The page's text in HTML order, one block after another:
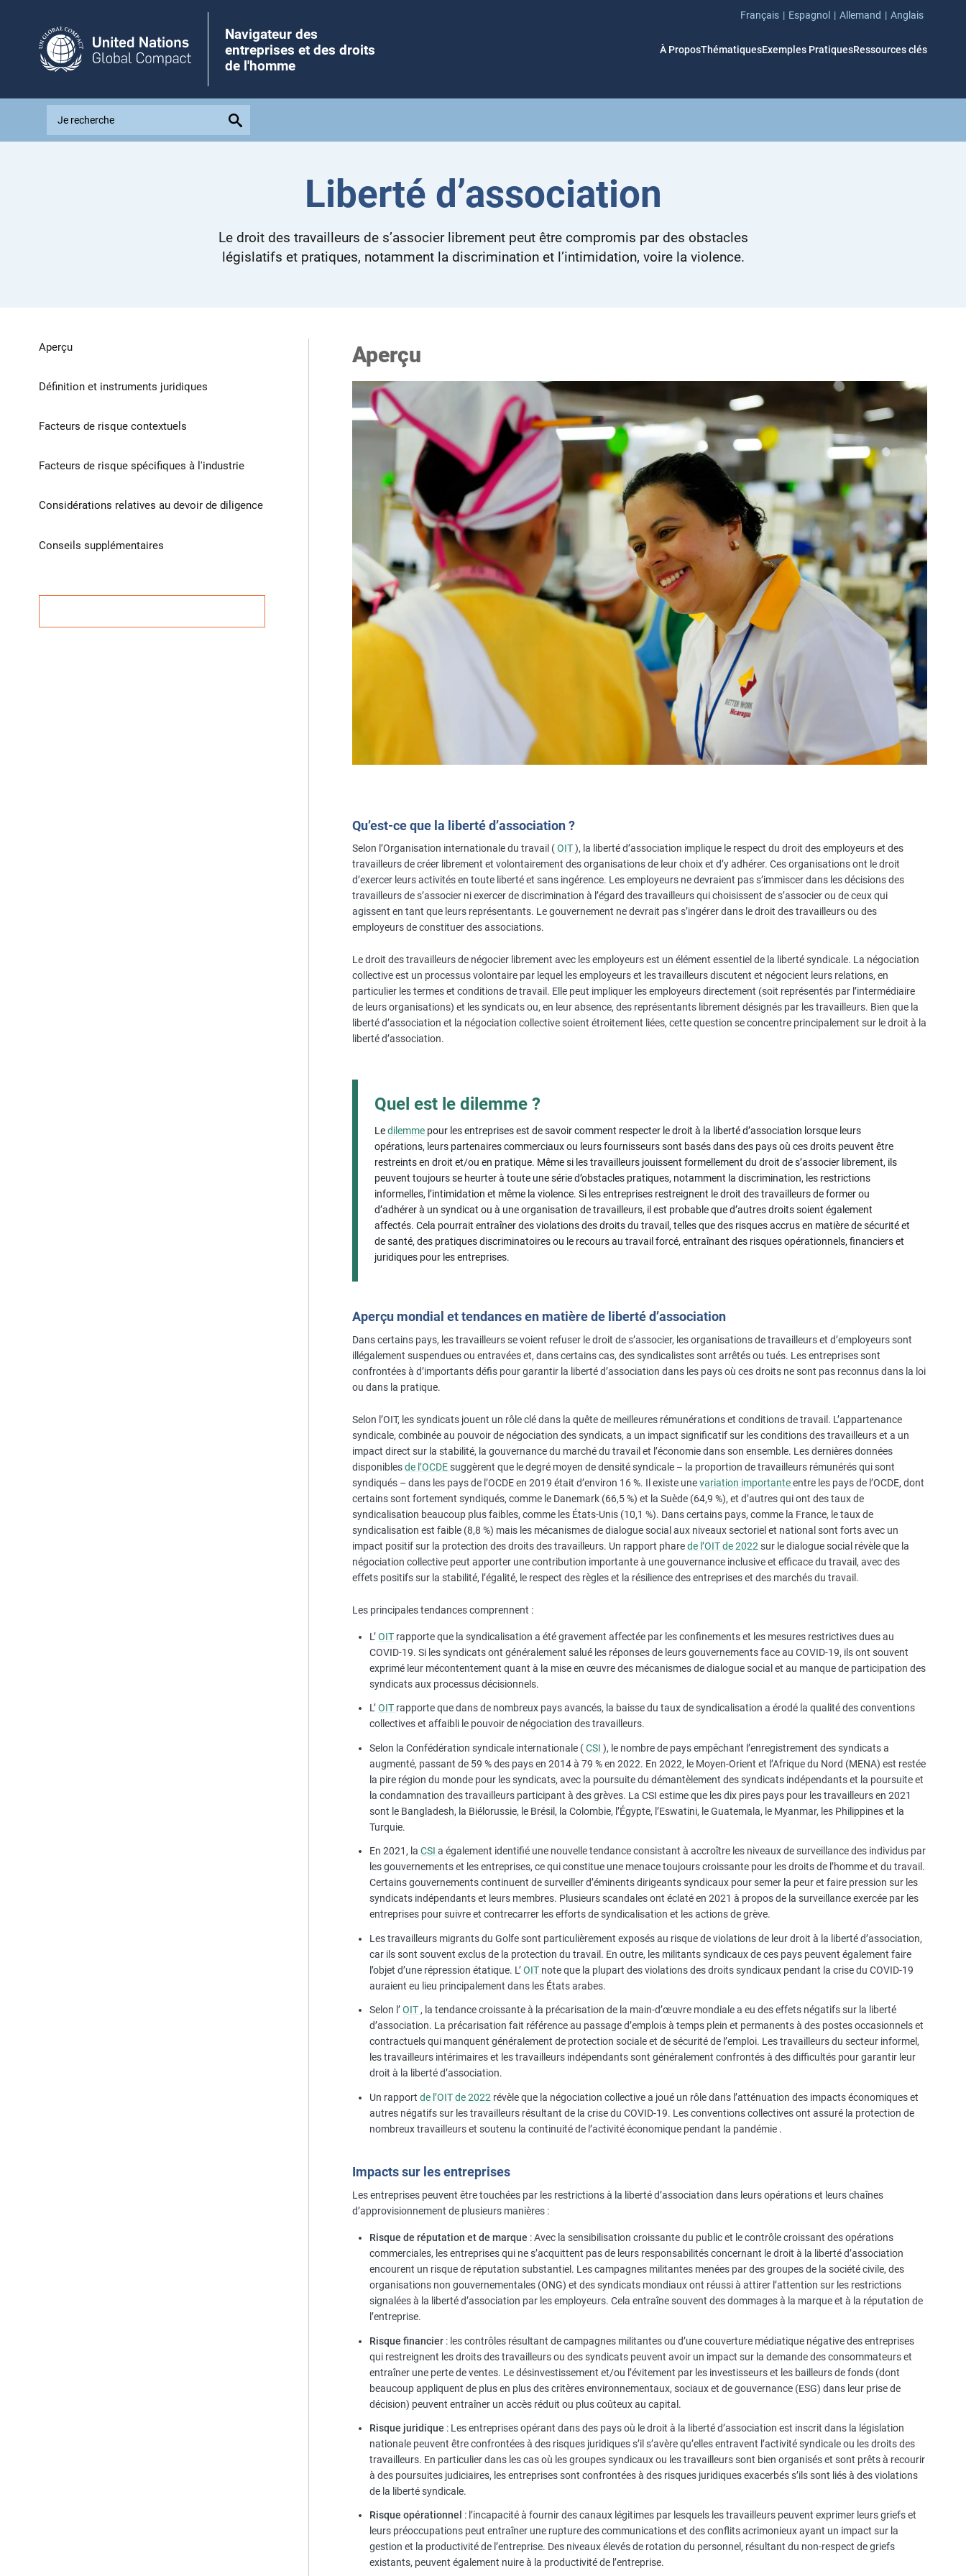
Navigateur des
entreprises et des droits
de l'homme
À ProposThématiquesExemples PratiquesRessources clés
Français Espagnol Allemand Anglais
p
a
e
u
,
Liberté d’association
Le droit des travailleurs de s’associer librement peut être compromis par des obstacles
législatifs et pratiques, notamment la discrimination et l’intimidation, voire la violence.
Aperçu
Définition et instruments juridiques
Facteurs de risque contextuels
Facteurs de risque spécifiques à l'industrie
Considérations relatives au devoir de diligence
Conseils supplémentaires
Aperçu
Qu’est-ce que la liberté d’association ?
Selon l’Organisation internationale du travail (OIT), la liberté d’association implique le respect du droit des employeurs et des
travailleurs de créer librement et volontairement des organisations de leur choix et d’y adhérer. Ces organisations ont le droit
d’exercer leurs activités en toute liberté et sans ingérence. Les employeurs ne devraient pas s’immiscer dans les décisions des
travailleurs de s’associer ni exercer de discrimination à l’égard des travailleurs qui choisissent de s’associer ou de ceux qui
agissent en tant que leurs représentants. Le gouvernement ne devrait pas s’ingérer dans le droit des travailleurs ou des
employeurs de constituer des associations.
Le droit des travailleurs de négocier librement avec les employeurs est un élément essentiel de la liberté syndicale. La négociation
collective est un processus volontaire par lequel les employeurs et les travailleurs discutent et négocient leurs relations, en
particulier les termes et conditions de travail. Elle peut impliquer les employeurs directement (soit représentés par l’intermédiaire
de leurs organisations) et les syndicats ou, en leur absence, des représentants librement désignés par les travailleurs. Bien que la
liberté d’association et la négociation collective soient étroitement liées, cette question se concentre principalement sur le droit à la
liberté d’association.
Quel est le dilemme ?
Ledilemme pour les entreprises est de savoir comment respecter le droit à la liberté d’association lorsque leurs
opérations, leurs partenaires commerciaux ou leurs fournisseurs sont basés dans des pays où ces droits peuvent être
restreints en droit et/ou en pratique. Même si les travailleurs jouissent formellement du droit de s’associer librement, ils
peuvent toujours se heurter à toute une série d’obstacles pratiques, notamment la discrimination, les restrictions
informelles, l’intimidation et même la violence. Si les entreprises restreignent le droit des travailleurs de former ou
d’adhérer à un syndicat ou à une organisation de travailleurs, il est probable que d’autres droits soient également
affectés. Cela pourrait entraîner des violations des droits du travail, telles que des risques accrus en matière de sécurité et
de santé, des pratiques discriminatoires ou le recours au travail forcé, entraînant des risques opérationnels, financiers et
juridiques pour les entreprises.
Aperçu mondial et tendances en matière de liberté d’association
Dans certains pays, les travailleurs se voient refuser le droit de s’associer, les organisations de travailleurs et d’employeurs sont
illégalement suspendues ou entravées et, dans certains cas, des syndicalistes sont arrêtés ou tués. Les entreprises sont
confrontées à d’importants défis pour garantir la liberté d’association dans les pays où ces droits ne sont pas reconnus dans la loi
ou dans la pratique.
Selon l’OIT, les syndicats jouent un rôle clé dans la quête de meilleures rémunérations et conditions de travail. L’appartenance
syndicale, combinée au pouvoir de négociation des syndicats, a un impact significatif sur les conditions des travailleurs et a un
impact direct sur la stabilité, la gouvernance du marché du travail et l’économie dans son ensemble. Les dernières données
disponiblesde l’OCDEsuggèrent que le degré moyen de densité syndicale – la proportion de travailleurs rémunérés qui sont
syndiqués – dans les pays de l’OCDE en 2019 était d’environ 16 %. Il existe unevariation importanteentre les pays de l’OCDE, dont
certains sont fortement syndiqués, comme le Danemark (66,5 %) et la Suède (64,9 %), et d’autres qui ont des taux de
syndicalisation beaucoup plus faibles, comme les États-Unis (10,1 %). Dans certains pays, comme la France, le taux de
syndicalisation est faible (8,8 %) mais les mécanismes de dialogue social aux niveaux sectoriel et national sont forts avec un
impact positif sur la protection des droits des travailleurs. Un rapport pharede l’OIT de 2022 sur le dialogue social révèle que la
négociation collective peut apporter une contribution importante à une gouvernance inclusive et efficace du travail, avec des
effets positifs sur la stabilité, l’égalité, le respect des règles et la résilience des entreprises et des marchés du travail.
Les principales tendances comprennent :
L’OIT rapporte que la syndicalisation a été gravement affectée par les confinements et les mesures restrictives dues au
COVID-19. Si les syndicats ont généralement salué les réponses de leurs gouvernements face au COVID-19, ils ont souvent
exprimé leur mécontentement quant à la mise en œuvre des mécanismes de dialogue social et au manque de participation des
syndicats aux processus décisionnels.
L’OIT rapporte que dans de nombreux pays avancés, la baisse du taux de syndicalisation a érodé la qualité des conventions
collectives et affaibli le pouvoir de négociation des travailleurs.
Selon la Confédération syndicale internationale (CSI ), le nombre de pays empêchant l’enregistrement des syndicats a
augmenté, passant de 59 % des pays en 2014 à 79 % en 2022. En 2022, le Moyen-Orient et l’Afrique du Nord (MENA) est restée
la pire région du monde pour les syndicats, avec la poursuite du démantèlement des syndicats indépendants et la poursuite et
la condamnation des travailleurs participant à des grèves. La CSI estime que les dix pires pays pour les travailleurs en 2021
sont le Bangladesh, la Biélorussie, le Brésil, la Colombie, l’Égypte, l’Eswatini, le Guatemala, le Myanmar, les Philippines et la
Turquie.
En 2021, la CSI a également identifié une nouvelle tendance consistant à accroître les niveaux de surveillance des individus par
les gouvernements et les entreprises, ce qui constitue une menace toujours croissante pour les droits de l’homme et du travail.
Certains gouvernements continuent de surveiller d’éminents dirigeants syndicaux pour semer la peur et faire pression sur les
syndicats indépendants et leurs membres. Plusieurs scandales ont éclaté en 2021 à propos de la surveillance exercée par les
entreprises pour suivre et contrecarrer les efforts de syndicalisation et les actions de grève.
Les travailleurs migrants du Golfe sont particulièrement exposés au risque de violations de leur droit à la liberté d’association,
car ils sont souvent exclus de la protection du travail. En outre, les militants syndicaux de ces pays peuvent également faire
l’objet d’une répression étatique. L’OIT note que la plupart des violations des droits syndicaux pendant la crise du COVID-19
auraient eu lieu principalement dans les États arabes.
Selon l’OIT, la tendance croissante à la précarisation de la main-d’œuvre mondiale a eu des effets négatifs sur la liberté
d’association. La précarisation fait référence au passage d’emplois à temps plein et permanents à des postes occasionnels et
contractuels qui manquent généralement de protection sociale et de sécurité de l’emploi. Les travailleurs du secteur informel,
les travailleurs intérimaires et les travailleurs indépendants sont généralement confrontés à des difficultés pour garantir leur
droit à la liberté d’association.
Un rapport de l’OIT de 2022 révèle que la négociation collective a joué un rôle dans l’atténuation des impacts économiques et
autres négatifs sur les travailleurs résultant de la crise du COVID-19. Les conventions collectives ont assuré la protection de
nombreux travailleurs et soutenu la continuité de l’activité économique pendant la pandémie .
Impacts sur les entreprises
Les entreprises peuvent être touchées par les restrictions à la liberté d’association dans leurs opérations et leurs chaînes
d’approvisionnement de plusieurs manières :
Risque de réputation et de marque : Avec la sensibilisation croissante du public et le contrôle croissant des opérations
commerciales, les entreprises qui ne s’acquittent pas de leurs responsabilités concernant le droit à la liberté d’association
encourent un risque de réputation substantiel. Les campagnes militantes menées par des groupes de la société civile, des
organisations non gouvernementales (ONG) et des syndicats mondiaux ont réussi à attirer l’attention sur les restrictions
signalées à la liberté d’association par les employeurs. Cela entraîne souvent des dommages à la marque et à la réputation de
l’entreprise.
Risque financier : les contrôles résultant de campagnes militantes ou d’une couverture médiatique négative des entreprises
qui restreignent les droits des travailleurs ou des syndicats peuvent avoir un impact sur la demande des consommateurs et
entraîner une perte de ventes. Le désinvestissement et/ou l’évitement par les investisseurs et les bailleurs de fonds (dont
beaucoup appliquent de plus en plus des critères environnementaux, sociaux et de gouvernance (ESG) dans leur prise de
décision) peuvent entraîner un accès réduit ou plus coûteux au capital.
Risque juridique : Les entreprises opérant dans des pays où le droit à la liberté d’association est inscrit dans la législation
nationale peuvent être confrontées à des risques juridiques s’il s’avère qu’elles entravent l’activité syndicale ou les droits des
travailleurs. En particulier dans les cas où les groupes syndicaux ou les travailleurs sont bien organisés et sont prêts à recourir
à des poursuites judiciaires, les entreprises sont confrontées à des risques juridiques exacerbés s’ils sont liés à des violations
de la liberté syndicale.
Risque opérationnel : l’incapacité à fournir des canaux légitimes par lesquels les travailleurs peuvent exprimer leurs griefs et
leurs préoccupations peut entraîner une rupture des communications et des conflits acrimonieux ayant un impact sur la
gestion et la productivité de l’entreprise. Des niveaux élevés de rotation du personnel, résultant du non-respect de griefs
existants, peuvent également nuire à la productivité de l’entreprise.